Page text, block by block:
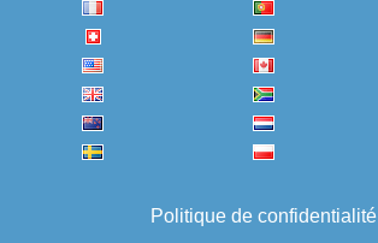
Politique de confidentialité